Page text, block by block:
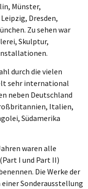
Münster,
Dresden,
Zu sehen war
Skulptur,
durch die vielen
sehr international
neben Deutschland
Italien,
Südamerika
waren alle
I und Part II)
Die Werke der
Sonderausstellung